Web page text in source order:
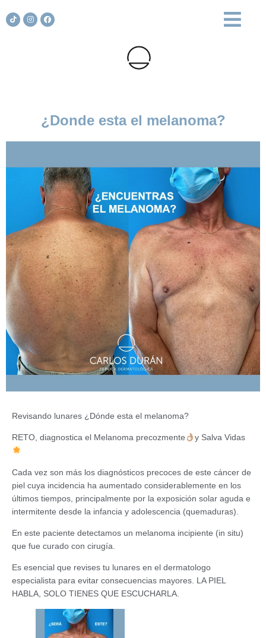
¿Donde esta el melanoma?
Revisando lunares ¿Dónde esta el melanoma?
RETO, diagnostica el Melanoma precozmente y Salva Vidas
Cada vez son más los diagnósticos precoces de este cáncer de
piel cuya incidencia ha aumentado considerablemente en los
últimos tiempos, principalmente por la exposición solar aguda e
intermitente desde la infancia y adolescencia (quemaduras).
En este paciente detectamos un melanoma incipiente (in situ)
que fue curado con cirugía.
Es esencial que revises tu lunares en el dermatologo
especialista para evitar consecuencias mayores. LA PIEL
HABLA, SOLO TIENES QUE ESCUCHARLA.